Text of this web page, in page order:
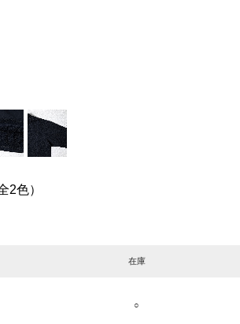
色）
在庫
○